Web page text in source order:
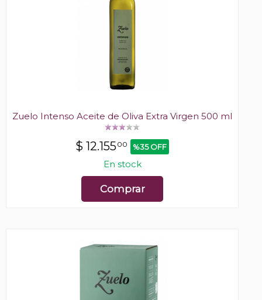
Zuelo Intenso Aceite de Oliva Extra Virgen 500 ml
$ 12.15500 %35 OFF
En stock
Comprar